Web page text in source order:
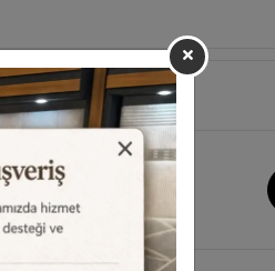
önemli konuların
sayfamızı ziyaret